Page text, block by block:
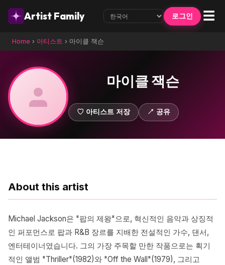
Artist Family 로그인 ☰
Home › 아티스트 › 마이클 잭슨
마이클 잭슨
♡ 아티스트 저장 ↗ 공유
About this artist
Michael Jackson은 "팝의 제왕"으로, 혁신적인 음악과 상징적
인 퍼포먼스로 팝과 R&B 장르를 지배한 전설적인 가수, 댄서,
엔터테이너였습니다. 그의 가장 주목할 만한 작품으로는 획기
적인 앨범 "Thriller"(1982)와 "Off the Wall"(1979), 그리고